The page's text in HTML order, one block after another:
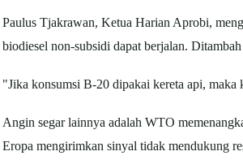
Paulus Tjakrawan, Ketua Harian Aprobi,
biodiesel non-subsidi dapat berjalan.
"Jika konsumsi B-20 dipakai kereta api,
Angin segar lainnya adalah WTO
Eropa mengirimkan sinyal tidak mendukung